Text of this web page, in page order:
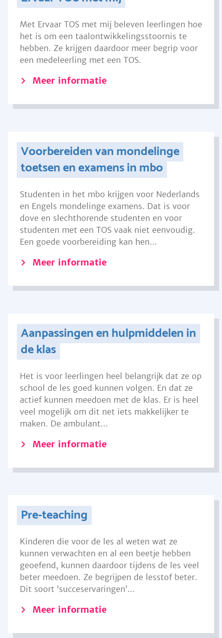
Met Ervaar TOS met mij beleven leerlingen hoe
het is om een taalontwikkelingsstoornis te
hebben. Ze krijgen daardoor meer begrip voor
een medeleerling met een TOS.
Meer informatie
Voorbereiden van mondelinge
toetsen en examens in mbo
Studenten in het mbo krijgen voor Nederlands
en Engels mondelinge examens. Dat is voor
dove en slechthorende studenten en voor
studenten met een TOS vaak niet eenvoudig.
Een goede voorbereiding kan hen...
Meer informatie
Aanpassingen en hulpmiddelen in
de klas
Het is voor leerlingen heel belangrijk dat ze op
school de les goed kunnen volgen. En dat ze
actief kunnen meedoen met de klas. Er is heel
veel mogelijk om dit net iets makkelijker te
maken. De ambulant...
Meer informatie
Pre-teaching
Kinderen die voor de les al weten wat ze
kunnen verwachten en al een beetje hebben
geoefend, kunnen daardoor tijdens de les veel
beter meedoen. Ze begrijpen de lesstof beter.
Dit soort ‘succeservaringen’...
Meer informatie